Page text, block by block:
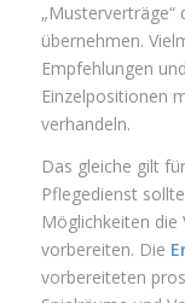
„Musterverträge“
übernehmen.
Empfehlungen
Einzelpositionen
verhandeln.
Das gleiche gilt
Pflegedienst
Möglichkeiten die
vorbereiten. Die
vorbereiteten